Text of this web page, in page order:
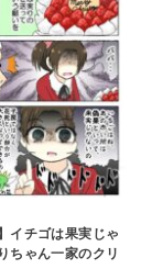
イチゴは果実じゃ
ちゃん一家のクリ